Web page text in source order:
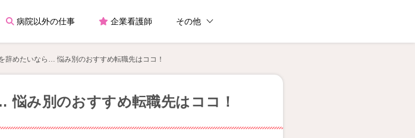
病院以外の仕事 企業看護師 その他
辞めたいなら… 悩み別のおすすめ転職先はココ！
み別のおすすめ転職先はココ！